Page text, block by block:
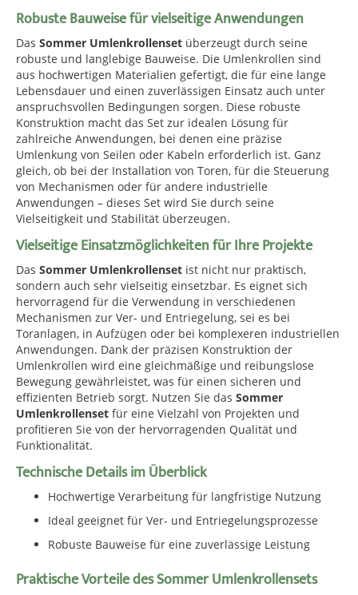
Robuste Bauweise für vielseitige Anwendungen
Das Sommer Umlenkrollenset überzeugt durch seine
robuste und langlebige Bauweise. Die Umlenkrollen sind
aus hochwertigen Materialien gefertigt, die für eine lange
Lebensdauer und einen zuverlässigen Einsatz auch unter
anspruchsvollen Bedingungen sorgen. Diese robuste
Konstruktion macht das Set zur idealen Lösung für
zahlreiche Anwendungen, bei denen eine präzise
Umlenkung von Seilen oder Kabeln erforderlich ist. Ganz
gleich, ob bei der Installation von Toren, für die Steuerung
von Mechanismen oder für andere industrielle
Anwendungen – dieses Set wird Sie durch seine
Vielseitigkeit und Stabilität überzeugen.
Vielseitige Einsatzmöglichkeiten für Ihre Projekte
Das Sommer Umlenkrollenset ist nicht nur praktisch,
sondern auch sehr vielseitig einsetzbar. Es eignet sich
hervorragend für die Verwendung in verschiedenen
Mechanismen zur Ver- und Entriegelung, sei es bei
Toranlagen, in Aufzügen oder bei komplexeren industriellen
Anwendungen. Dank der präzisen Konstruktion der
Umlenkrollen wird eine gleichmäßige und reibungslose
Bewegung gewährleistet, was für einen sicheren und
effizienten Betrieb sorgt. Nutzen Sie das Sommer
Umlenkrollenset für eine Vielzahl von Projekten und
profitieren Sie von der hervorragenden Qualität und
Funktionalität.
Technische Details im Überblick
Hochwertige Verarbeitung für langfristige Nutzung
Ideal geeignet für Ver- und Entriegelungsprozesse
Robuste Bauweise für eine zuverlässige Leistung
Praktische Vorteile des Sommer Umlenkrollensets